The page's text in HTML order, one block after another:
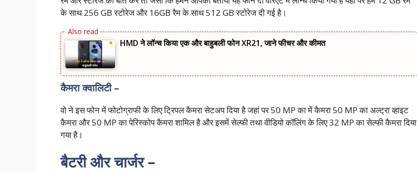
के साथ 256 GB स्टोरेज और 16GB रैम के साथ 512 GB स्टोरेज दी गई है।
HMD ने लॉन्च किया एक और बाहुबली फोन XR21, जाने फीचर और कीमत
कैमरा क्वालिटी –
वो ने इस फोन में फोटोग्राफी के लिए ट्रिपल कैमरा सेटअप दिया है जहां पर 50 MP का में कैमरा 50 MP का अल्ट्रा व्हाइट
कैमरा और 50 MP का पेरिस्कोप कैमरा शामिल है और इसमें सेल्फी तथा वीडियो कॉलिंग के लिए 32 MP का सेल्फी कैमरा दिया
गया है।
बैटरी और चार्जर –